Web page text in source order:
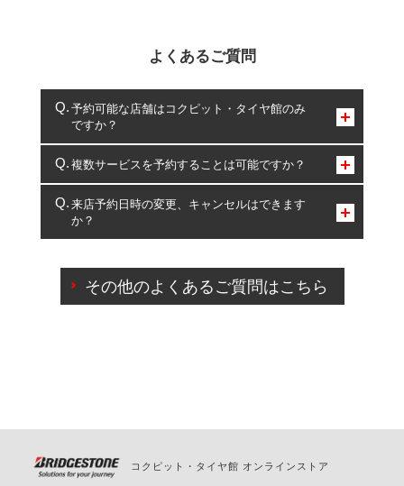
よくあるご質問
予約可能な店舗はコクピット・タイヤ館のみ
ですか？
コクピット・タイヤ館のみとなります。
複数サービスを予約することは可能ですか？
複数サービスのご予約は可能です。
一部の商品・サービスの組み合わせに限り、同時にご予約が
出来ないものもございます。
来店予約日時の変更、キャンセルはできます
か？
ご来店予約日の3営業日前を過ぎている場合のご予約
の日時変更につきましては、直接ご予約の店舗まで
その他のよくあるご質問はこちら
コクピット・タイヤ館 オンラインストア